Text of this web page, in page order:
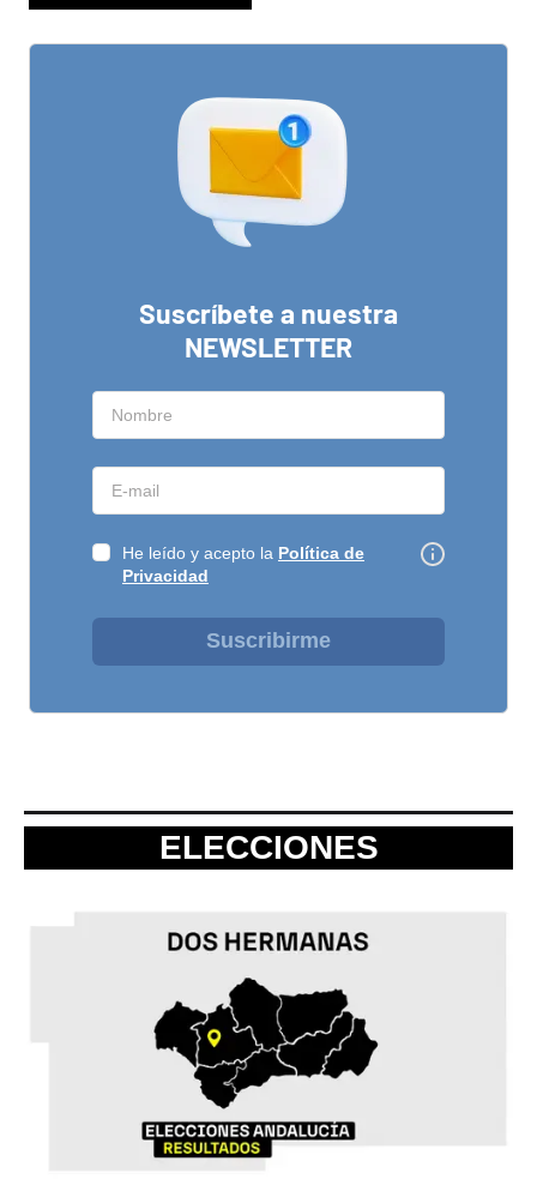
Suscríbete a nuestra
NEWSLETTER
He leído y acepto la Política de
Privacidad
Suscribirme
ELECCIONES